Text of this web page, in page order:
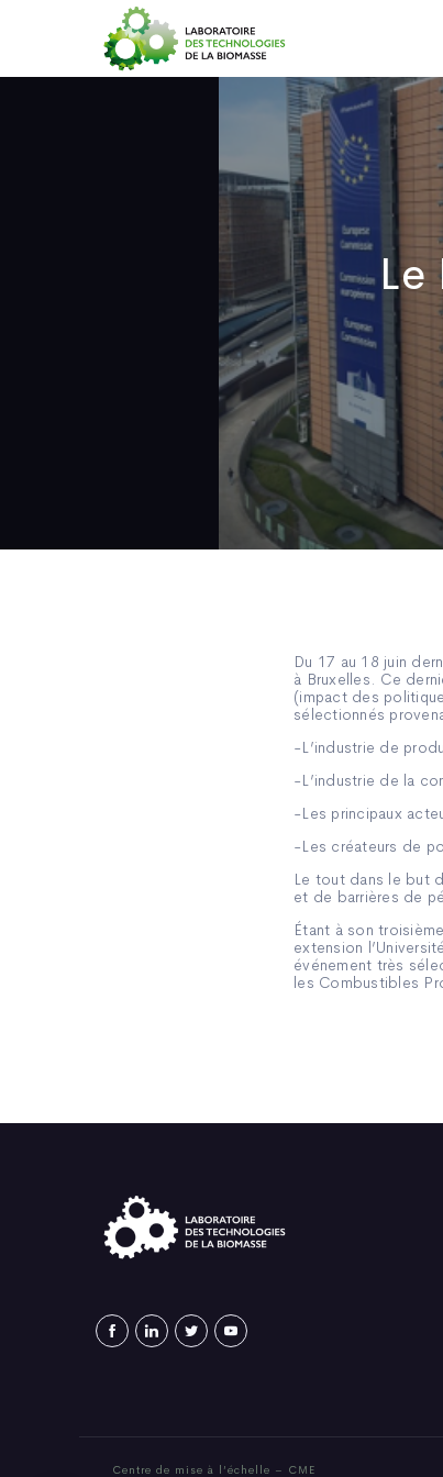
Du 17 au 18 juin
à Bruxelles. Ce
(impact des
sélectionnés
-L’industrie de
-L’industrie de la
-Les principaux
-Les créateurs de
Le tout dans le but
et de barrières de
Étant à son
extension
événement très
les Combustibles
Centre de mise à l’échelle – CME